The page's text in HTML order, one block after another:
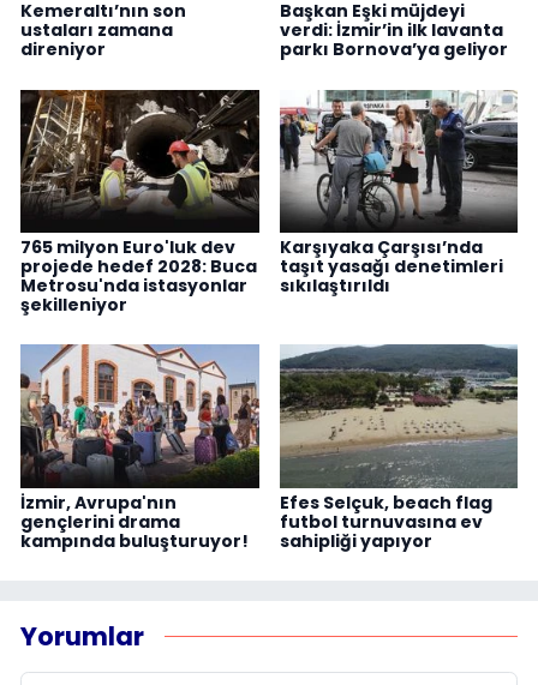
Kemeraltı’nın son
ustaları zamana
direniyor
Başkan Eşki müjdeyi
verdi: İzmir’in ilk lavanta
parkı Bornova’ya geliyor
765 milyon Euro'luk dev
projede hedef 2028: Buca
Metrosu'nda istasyonlar
şekilleniyor
Karşıyaka Çarşısı’nda
taşıt yasağı denetimleri
sıkılaştırıldı
İzmir, Avrupa'nın
gençlerini drama
kampında buluşturuyor!
Efes Selçuk, beach flag
futbol turnuvasına ev
sahipliği yapıyor
Yorumlar